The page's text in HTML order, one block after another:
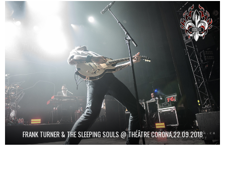
FRANK TURNER & THE SLEEPING SOULS @ THÉÂTRE CORONA,22.09.2018